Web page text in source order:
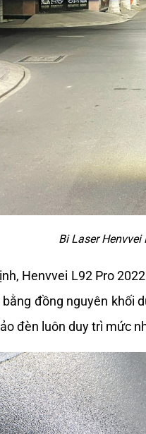
Bi Laser
Henvvei L92 Pro 2022
bằng đồng nguyên khối
đèn luôn duy trì mức